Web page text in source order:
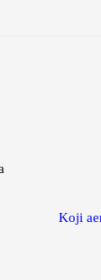
Koji